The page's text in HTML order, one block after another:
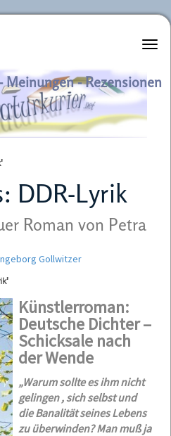
Meinungen - Rezensionen
DDR-Lyrik
Roman von Petra
Gollwitzer
Künstlerroman:
Deutsche Dichter –
Schicksale nach
der Wende
„Warum sollte es ihm nicht
gelingen , sich selbst und
die Banalität seines Lebens
zu überwinden? Man muß ja